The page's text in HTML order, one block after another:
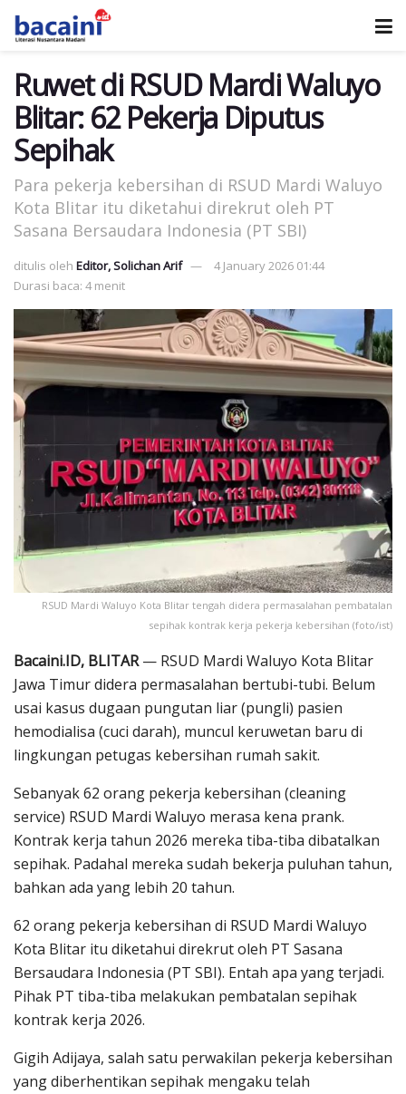
Ruwet di RSUD Mardi Waluyo
Blitar: 62 Pekerja Diputus
Sepihak
Para pekerja kebersihan di RSUD Mardi Waluyo
Kota Blitar itu diketahui direkrut oleh PT
Sasana Bersaudara Indonesia (PT SBI)
ditulis oleh Editor, Solichan Arif
4 January 2026 01:44
Durasi baca: 4 menit
RSUD Mardi Waluyo Kota Blitar tengah didera permasalahan pembatalan
sepihak kontrak kerja pekerja kebersihan (foto/ist)
Bacaini.ID, BLITAR— RSUD Mardi Waluyo Kota Blitar
Jawa Timur didera permasalahan bertubi-tubi. Belum
usai kasus dugaan pungutan liar (pungli) pasien
hemodialisa (cuci darah), muncul keruwetan baru di
lingkungan petugas kebersihan rumah sakit.
Sebanyak 62 orang pekerja kebersihan (cleaning
service) RSUD Mardi Waluyo merasa kena prank.
Kontrak kerja tahun 2026 mereka tiba-tiba dibatalkan
sepihak. Padahal mereka sudah bekerja puluhan tahun,
bahkan ada yang lebih 20 tahun.
62 orang pekerja kebersihan di RSUD Mardi Waluyo
Kota Blitar itu diketahui direkrut oleh PT Sasana
Bersaudara Indonesia (PT SBI). Entah apa yang terjadi.
Pihak PT tiba-tiba melakukan pembatalan sepihak
kontrak kerja 2026.
Gigih Adijaya, salah satu perwakilan pekerja kebersihan
yang diberhentikan sepihak mengaku telah